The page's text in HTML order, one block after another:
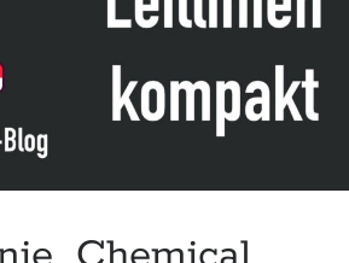
bei Kindern und Jugendlichen – Bildgebende
und Jugendalter – Bildgebende
bei Kindern und Jugendlichen – Bildgebende